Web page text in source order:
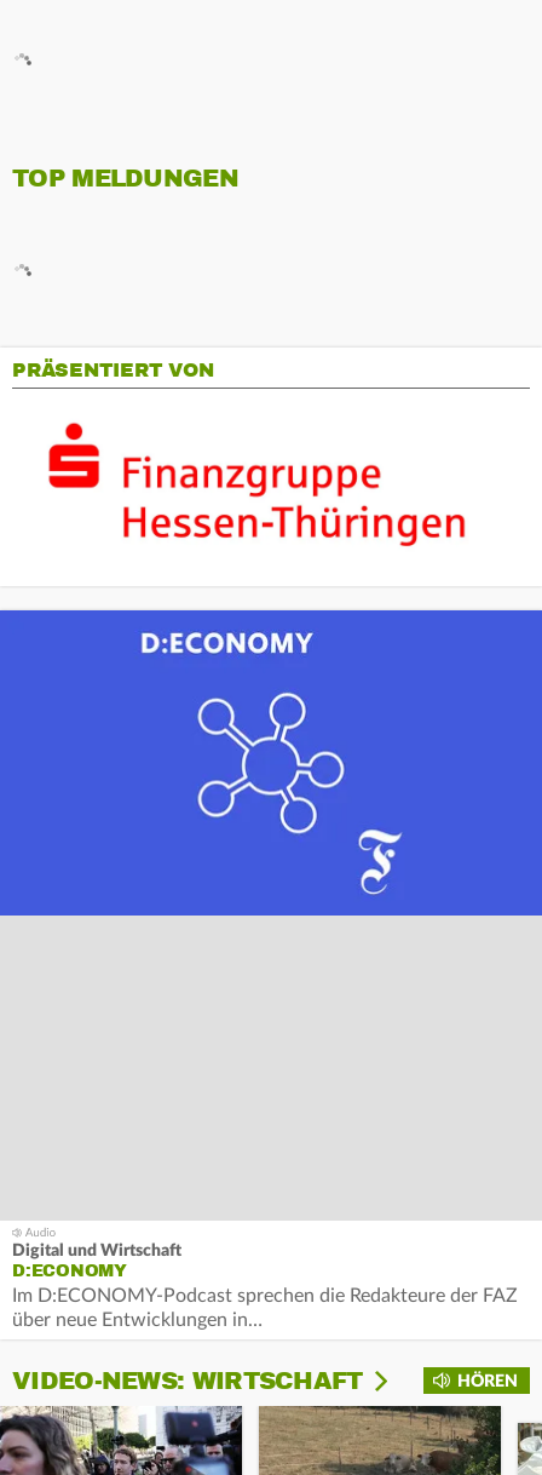
TOP MELDUNGEN
PRÄSENTIERT VON
Digital und Wirtschaft
D:ECONOMY
Im D:ECONOMY-Podcast sprechen die Redakteure der FAZ
über neue Entwicklungen in…
HÖREN
VIDEO-NEWS: WIRTSCHAFT